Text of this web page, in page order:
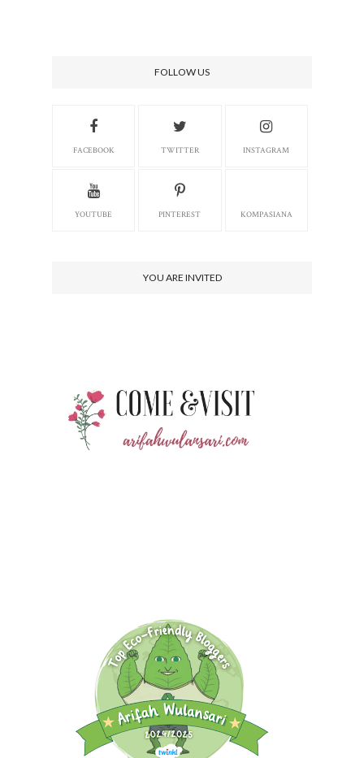
FOLLOW US
FACEBOOK TWITTER INSTAGRAM
YOUTUBE PINTEREST KOMPASIANA
YOU ARE INVITED